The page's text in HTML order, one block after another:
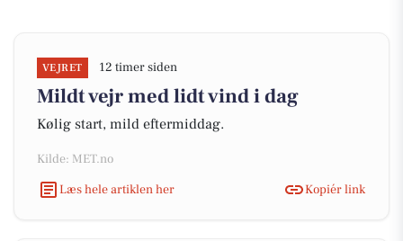
VEJRET 12 timer siden
Mildt vejr med lidt vind i dag
Kølig start, mild eftermiddag.
Kilde: MET.no
Læs hele artiklen her
Kopiér link